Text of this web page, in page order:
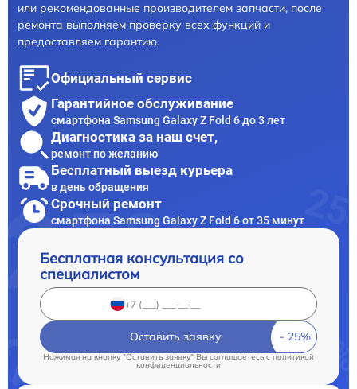
или рекомендованные производителем запчасти, после
ремонта выполняем проверку всех функций и
предоставляем гарантию.
Официальный сервис
Гарантийное обслуживание
смартфона Samsung Galaxy Z Fold 6 до 3 лет
Диагностика за наш счет,
ремонт по желанию
Бесплатный выезд курьера
в день обращения
Срочный ремонт
смартфона Samsung Galaxy Z Fold 6 от 35 минут
Бесплатная консультация со
специалистом
Оставить заявку
Нажимая на кнопку "Оставить заявку" Вы соглашаетесь c политикой
конфиденциальности